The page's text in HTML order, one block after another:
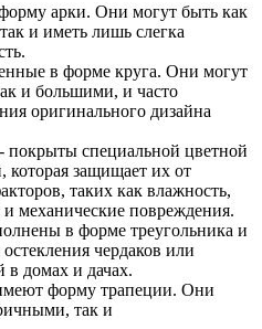
арки. Они могут быть как
и иметь лишь слегка
в форме круга. Они могут
и большими, и часто
оригинального дизайна
специальной цветной
которая защищает их от
таких как влажность,
механические повреждения.
в форме треугольника и
чердаков или
домах и дачах.
форму трапеции. Они
так и